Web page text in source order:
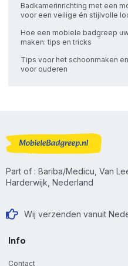
Badkamerinrichting met een
voor een veilige én stijlvolle
Hoe een mobiele badgreep
maken: tips en tricks
Tips voor het schoonmaken
voor ouderen
Part of : Bariba/Medicu, Van
Harderwijk, Nederland
Wij verzenden vanuit
Info
Contact